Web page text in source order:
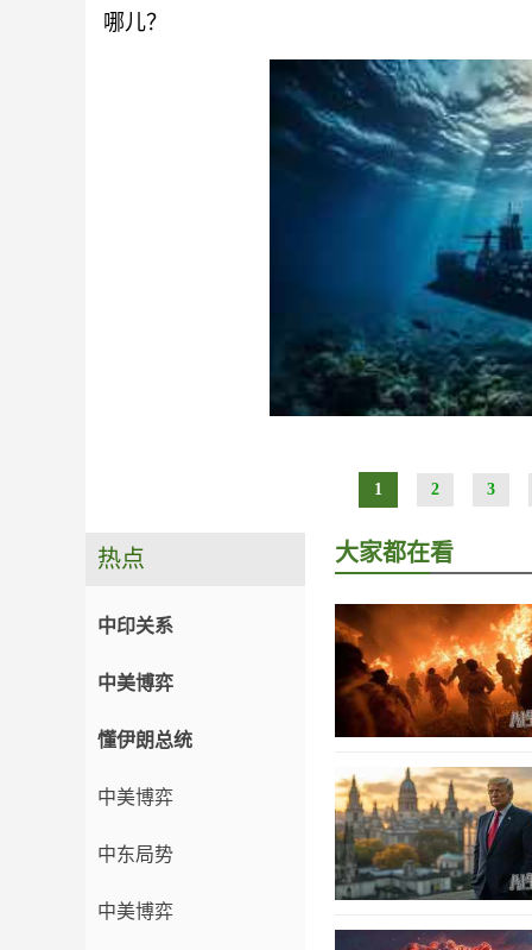
哪儿？
1 2 3
热点
中印关系
中美博弈
懂伊朗总统
中美博弈
中东局势
中美博弈
大家都在看